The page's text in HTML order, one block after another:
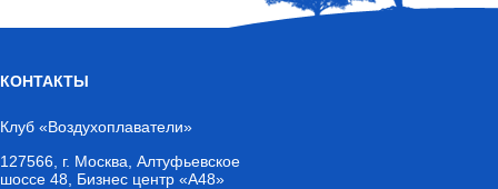
КОНТАКТЫ
Клуб «Воздухоплаватели»
127566 г. Москва , Алтуфьевское
шоссе 48, Бизнес центр «А48»